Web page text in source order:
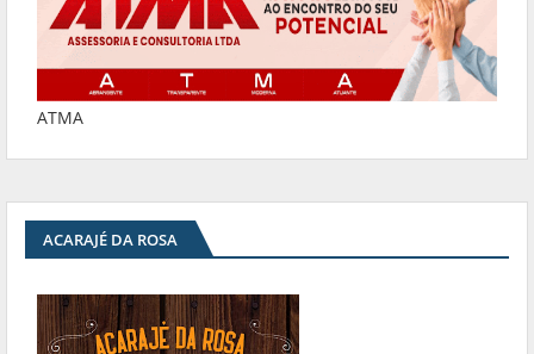
ATMA
ACARAJÉ DA ROSA